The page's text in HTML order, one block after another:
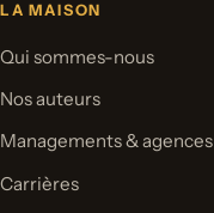
LA MAISON
Qui sommes-nous
Nos auteurs
Managements & agences
Carrières